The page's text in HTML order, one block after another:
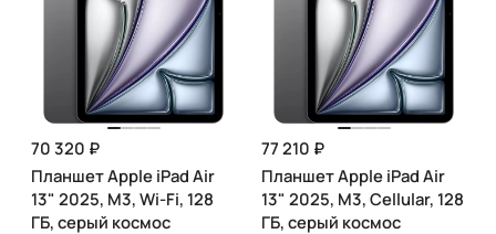
70 320 ₽
Планшет Apple iPad Air
13" 2025, M3, Wi-Fi, 128
ГБ, серый космос
77 210 ₽
Планшет Apple iPad Air
13" 2025, M3, Cellular, 128
ГБ, серый космос